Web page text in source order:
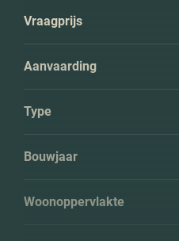
Vraagprijs
Aanvaarding
Type
Bouwjaar
Woonoppervlakte